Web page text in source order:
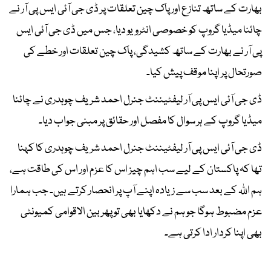
بھارت کے ساتھ تنازع اور پاک چین تعلقات پر ڈی جی آئی ایس پی آر نے
چائنا میڈیا گروپ کو خصوصی انٹرویو دیا، جس میں ڈی جی آئی ایس
پی آر نے بھارت کے ساتھ کشیدگی، پاک چین تعلقات اور خطے کی
صورتحال پر اپنا موقف پیش کیا۔
ڈی جی آئی ایس پی آر لیفٹیننٹ جنرل احمد شریف چوہدری نے چائنا
میڈیا گروپ کے ہر سوال کا مفصل اور حقائق پر مبنی جواب دیا۔
ڈی جی آئی ایس پی آر لیفٹیننٹ جنرل احمد شریف چوہدری کا کہنا
تھا کہ پاکستان کے لیے سب اہم چیز اس کا عزم اور اس کی طاقت ہے،
ہم اللہ کے بعد سب سے زیادہ اپنے آپ پر انحصار کرتے ہیں۔ جب ہمارا
عزم مضبوط ہوگا جو ہم نے دکھایا بھی تو پھر بین الاقوامی کمیونٹی
بھی اپنا کردار ادا کرتی ہے۔